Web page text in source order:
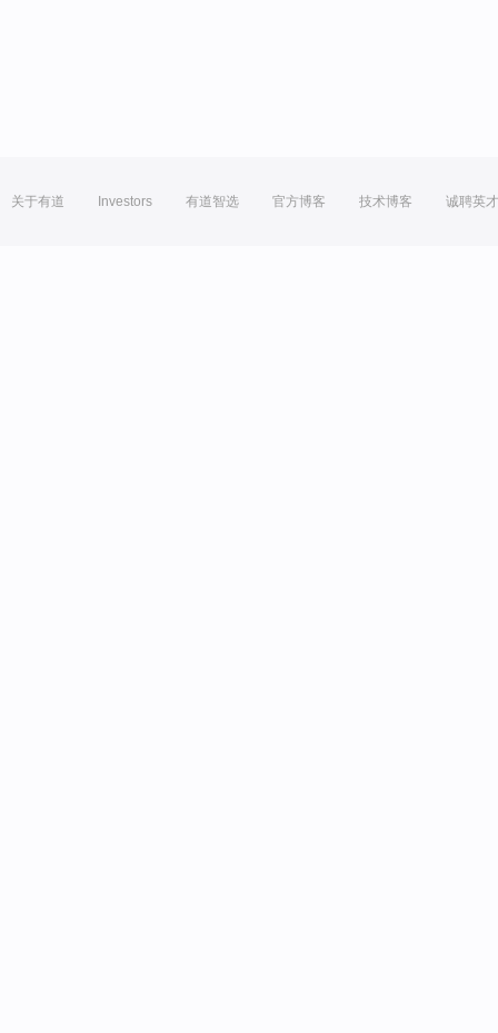
关于有道 Investors 有道智选 官方博客 技术博客 诚聘英才